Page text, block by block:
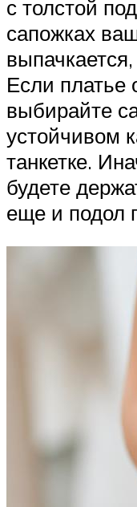
с толстой
сапожках
Если платье
выбирайте
устойчивом
танкетке.
будете
еще и подол